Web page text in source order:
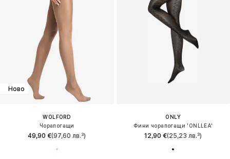
Ново
WOLFORD
Чорапогащи
49,90 €(97,60 лв.³)
ONLY
Фини чорапогащи 'ONLLEA'
12,90 €(25,23 лв.³)